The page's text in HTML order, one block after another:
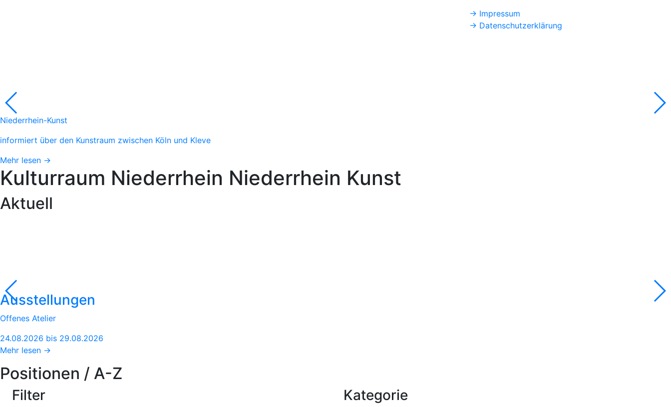
→ Impressum
→ Datenschutzerklärung
Niederrhein-Kunst
informiert über den Kunstraum zwischen Köln und Kleve
Mehr lesen →
Kulturraum Niederrhein Niederrhein Kunst
Aktuell
Ausstellungen
Offenes Atelier
24.08.2026 bis 29.08.2026
Mehr lesen →
Positionen / A-Z
Filter Kategorie